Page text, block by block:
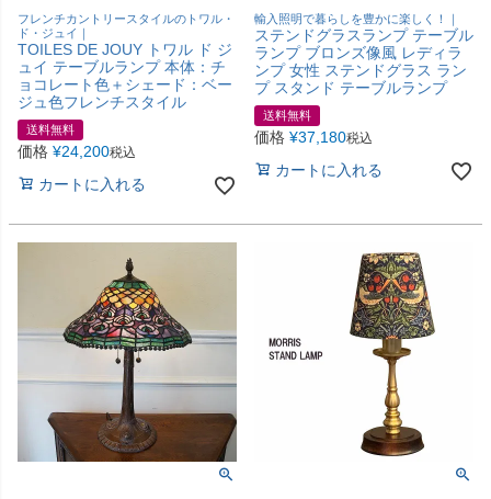
フレンチカントリースタイルのトワル・
ド・ジュイ｜
TOILES DE JOUY トワル ド ジ
ュイ テーブルランプ 本体：チ
ョコレート色＋シェード：ベー
ジュ色フレンチスタイル
送料無料
価格 ¥24,200税込
カートに入れる
輸入照明で暮らしを豊かに楽しく！｜
ステンドグラスランプ テーブル
ランプ ブロンズ像風 レディラ
ンプ 女性 ステンドグラス ラン
プ スタンド テーブルランプ
送料無料
価格 ¥37,180税込
カートに入れる